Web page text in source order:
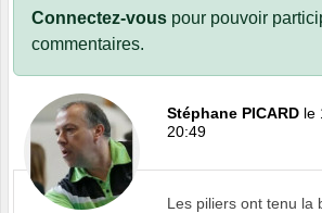
Connectez-vous pour pouvoir
commentaires.
Stéphane PICARD le
20:49
Les piliers ont tenu la